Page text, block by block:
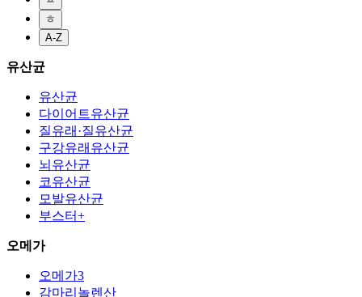
ㅎ
A-Z
유산균
유산균
다이어트유산균
질유래·질유산균
구강유래유산균
뇌유산균
코유산균
모발유산균
부스터+
오메가
오메가3
감마리놀렌산